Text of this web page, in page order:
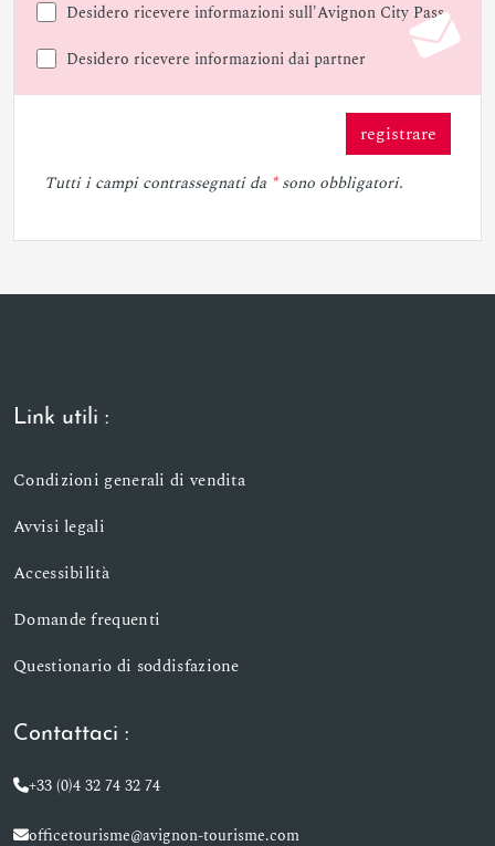
Desidero ricevere informazioni sull'Avignon City Pass
Desidero ricevere informazioni dai partner
registrare
Tutti i campi contrassegnati da *sono obbligatori.
Link utili :
Condizioni generali di vendita
Avvisi legali
Accessibilità
Domande frequenti
Questionario di soddisfazione
Contattaci :
+33 (0)4 32 74 32 74
officetourisme@avignon-tourisme.com